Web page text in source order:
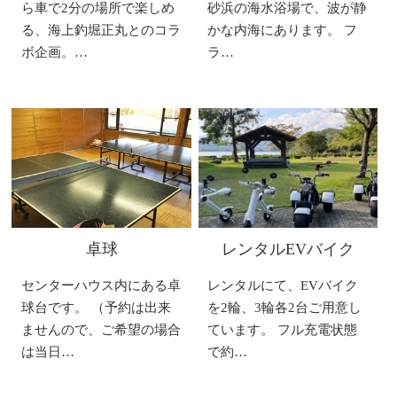
ら車で2分の場所で楽しめ
る、海上釣堀正丸とのコラ
ボ企画。…
砂浜の海水浴場で、波が静
かな内海にあります。 フ
ラ…
卓球
センターハウス内にある卓
球台です。 （予約は出来
ませんので、ご希望の場合
は当日…
レンタルEVバイク
レンタルにて、EVバイク
を2輪、3輪各2台ご用意し
ています。 フル充電状態
で約…